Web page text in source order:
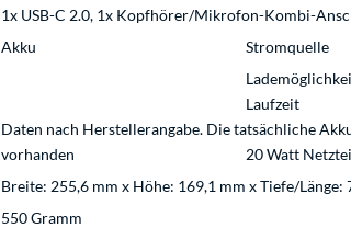
1x USB-C 2.0, 1x Kopfhörer/Mikrofon-Kombi-
Akku Stromquelle
Laufzeit
Daten nach Herstellerangabe. Die tatsächliche
vorhanden
20 Watt
Breite: 255,6 mm x Höhe: 169,1 mm x Tiefe/Länge:
550 Gramm